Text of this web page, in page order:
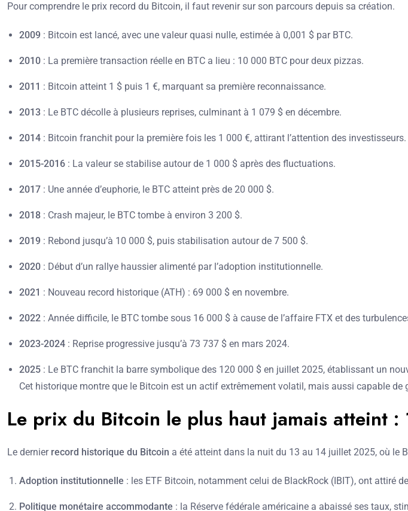
Pour comprendre le prix record du Bitcoin, il faut revenir sur son parcours depuis sa création.
2009 : Bitcoin est lancé, avec une valeur quasi nulle, estimée à 0,001 $ par BTC.
2010 : La première transaction réelle en BTC a lieu : 10 000 BTC pour deux pizzas.
2011 : Bitcoin atteint 1 $ puis 1 €, marquant sa première reconnaissance.
2013 : Le BTC décolle à plusieurs reprises, culminant à 1 079 $ en décembre.
2014 : Bitcoin franchit pour la première fois les 1 000 €, attirant l’attention des investisseurs.
2015-2016 : La valeur se stabilise autour de 1 000 $ après des fluctuations.
2017 : Une année d’euphorie, le BTC atteint près de 20 000 $.
2018 : Crash majeur, le BTC tombe à environ 3 200 $.
2019 : Rebond jusqu’à 10 000 $, puis stabilisation autour de 7 500 $.
2020 : Début d’un rallye haussier alimenté par l’adoption institutionnelle.
2021 : Nouveau record historique (ATH) : 69 000 $ en novembre.
2022 : Année difficile, le BTC tombe sous 16 000 $ à cause de l’affaire FTX et des
2023-2024 : Reprise progressive jusqu’à 73 737 $ en mars 2024.
2025 : Le BTC franchit la barre symbolique des 120 000 $ en juillet 2025, établissant un
Cet historique montre que le Bitcoin est un actif extrêmement volatil, mais aussi capable de
Le prix du Bitcoin le plus haut jamais atteint
Le dernier record historique du Bitcoin a été atteint dans la nuit du 13 au 14 juillet 2025, où le
Adoption institutionnelle : les ETF Bitcoin, notamment celui de BlackRock (IBIT), ont attiré
Politique monétaire accommodante : la Réserve fédérale américaine a abaissé ses taux,